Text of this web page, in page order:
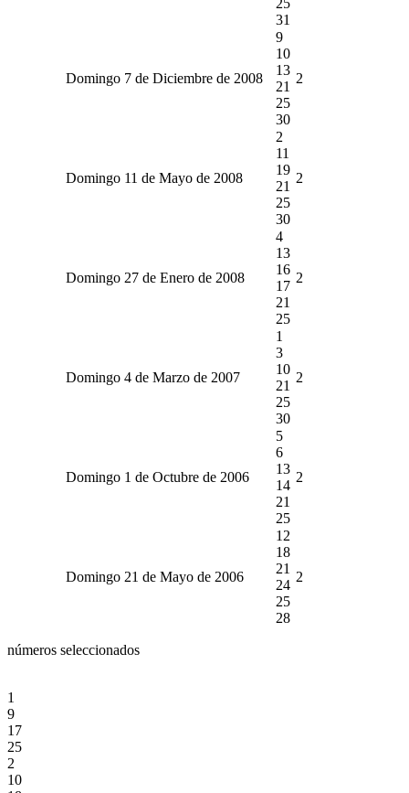
31
Domingo 7 de Diciembre de 2008
9
10
13
21
25
30
2
Domingo 11 de Mayo de 2008
2
11
19
21
25
30
2
Domingo 27 de Enero de 2008
4
13
16
17
21
25
2
Domingo 4 de Marzo de 2007
1
3
10
21
25
30
2
Domingo 1 de Octubre de 2006
5
6
13
14
21
25
2
Domingo 21 de Mayo de 2006
12
18
21
24
25
28
2
números seleccionados
1
9
17
25
2
10